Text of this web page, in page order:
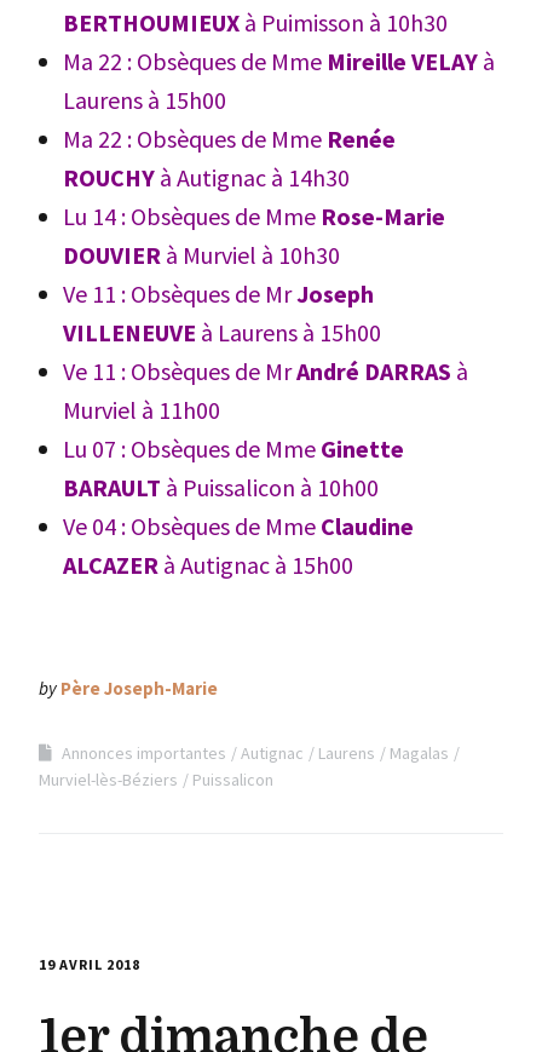
BERTHOUMIEUX à Puimisson à 10h30
Ma 22 : Obsèques de Mme Mireille VELAY à
Laurens à 15h00
Ma 22 : Obsèques de Mme Renée
ROUCHY à Autignac à 14h30
Lu 14 : Obsèques de Mme Rose-Marie
DOUVIER à Murviel à 10h30
Ve 11 : Obsèques de MrJoseph
VILLENEUVE à Laurens à 15h00
Ve 11 : Obsèques de MrAndré DARRAS à
Murviel à 11h00
Lu 07 : Obsèques de Mme Ginette
BARAULT à Puissalicon à 10h00
Ve 04 : Obsèques de Mme Claudine
ALCAZER à Autignac à 15h00
by Père Joseph-Marie
Annonces importantes Autignac Laurens
Magalas
Murviel-lès-Béziers
Puissalicon
19 AVRIL 2018
1er dimanche de